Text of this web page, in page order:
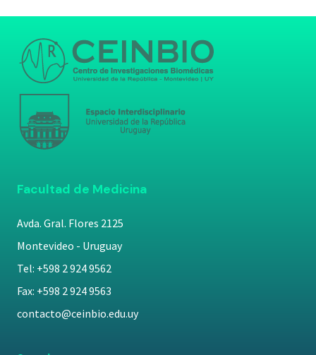
Facultad de Medicina
Avda. Gral. Flores 2125
Montevideo - Uruguay
Tel: +598 2 924 9562
Fax: +598 2 924 9563
contacto@ceinbio.edu.uy